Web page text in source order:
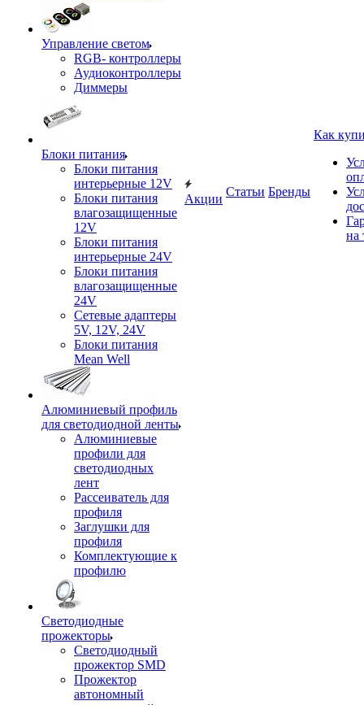
Управление светом
RGB- контроллеры
Аудиоконтроллеры
Диммеры
Блоки питания
Блоки питания
интерьерные 12V
Блоки питания
влагозащищенные
12V
Блоки питания
интерьерные 24V
Блоки питания
влагозащищенные
24V
Сетевые адаптеры
5V, 12V, 24V
Блоки питания
Mean Well
Алюминиевый профиль
для светодиодной ленты
Алюминиевые
профили для
светодиодных
лент
Рассеиватель для
профиля
Заглушки для
профиля
Комплектующие к
профилю
Светодиодные
прожекторы
Светодиодный
прожектор SMD
Прожектор
автономный
Акции
Статьи Бренды
Как
на